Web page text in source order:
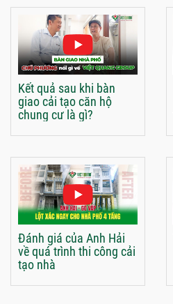
Kết quả sau khi bàn
giao cải tạo căn hộ
chung cư là gì?
Đánh giá của Anh Hải
về quá trình thi công cải
tạo nhà